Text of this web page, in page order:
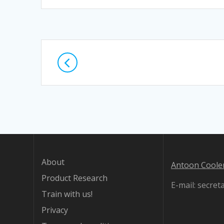
Posts
navigation
About
Product Research
Train with us!
Privacy
Antoon
E-mail: